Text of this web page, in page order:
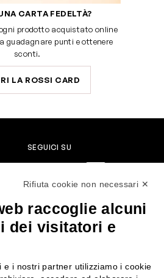
CARTA FEDELTÀ?
prodotto acquistato online
guadagnare punti e ottenere
sconti.
LA ROSSI CARD
SEGUICI SU
Chi siamo
Rifiuta cookie non necessari ✕
raccoglie alcuni
dei visitatori e
e i nostri partner utilizziamo i cookie